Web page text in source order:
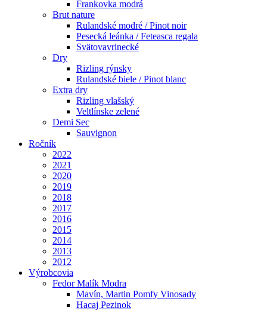
Frankovka modrá
Brut nature
Rulandské modré / Pinot noir
Pesecká leánka / Feteasca regala
Svätovavrinecké
Dry
Rizling rýnsky
Rulandské biele / Pinot blanc
Extra dry
Rizling vlašský
Veltlínske zelené
Demi Sec
Sauvignon
Ročník
2022
2021
2020
2019
2018
2017
2016
2015
2014
2013
2012
Výrobcovia
Fedor Malík Modra
Mavín, Martin Pomfy Vinosady
Hacaj Pezinok